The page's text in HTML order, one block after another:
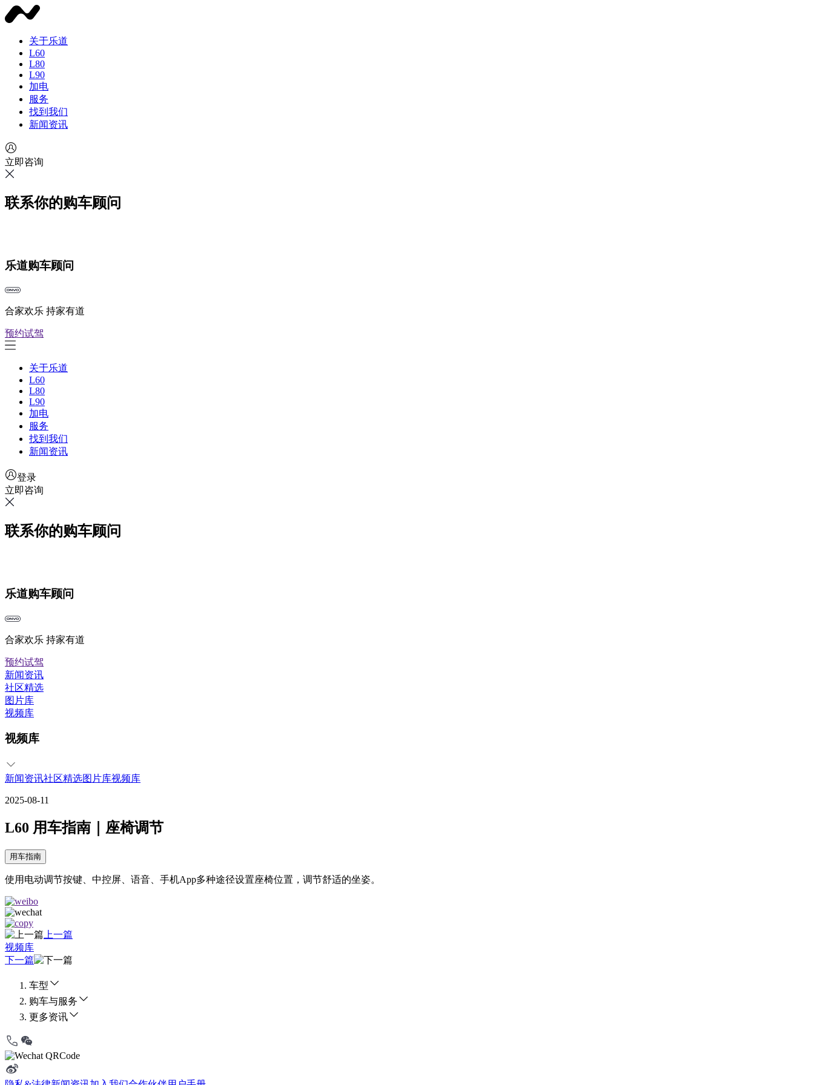
关于乐道
L60
L80
L90
加电
服务
找到我们
新闻资讯
立即咨询
联系你的购车顾问
乐道购车顾问
合家欢乐 持家有道
预约试驾
关于乐道
L60
L80
L90
加电
服务
找到我们
新闻资讯
登录
立即咨询
联系你的购车顾问
乐道购车顾问
合家欢乐 持家有道
预约试驾
新闻资讯
社区精选
图片库
视频库
视频库
新闻资讯社区精选图片库视频库
2025-08-11
L60 用车指南｜座椅调节
用车指南
使用电动调节按键、中控屏、语音、手机App多种途径设置座椅位置，调节舒适的坐姿。
上一篇
视频库
下一篇
车型
购车与服务
更多资讯